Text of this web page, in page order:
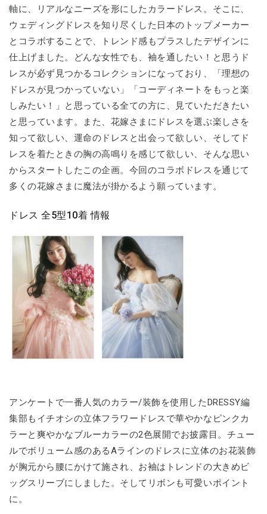
軸に、リアルなニーズを形にしたカラードレス。そこに、
ウェディングドレスを知り尽くした日本のトップメーカー
とコラボすることで、トレンド感もプラスしたデザインに
仕上げました。どんな女性でも、袖を通したい！と思うド
レスが必ず見つかるコレクションになっており、「理想の
ドレスが見つかっていない」「コーディネートをもっと楽
しみたい！」と思っている全ての方に、見ていただきたい
と思っています。また、花嫁さまにドレスを選ぶ楽しさを
知って欲しい、運命のドレスと出会って欲しい、そしてド
レスを着たときの胸の高鳴りを感じて欲しい、そんな思い
からスタートしたこの企画。今回のコラボドレスを通じて
多くの花嫁さまに魔法が掛かるよう願っています。
ドレス 全5型10着 情報
アンケートで一番人気のカラー/装飾を使用したDRESSY編
集部もイチオシの立体フラワードレスで華やかなピンクカ
ラーと爽やかなブルーカラーの2色展開でお披露目。チュー
ルでボリューム感のあるAラインのドレスに立体のお花装飾
が胸元から腰にかけて施され、お袖はトレンドの大きめビ
ッグスリーブにしました。そしてリボンも可愛いポイント
に。